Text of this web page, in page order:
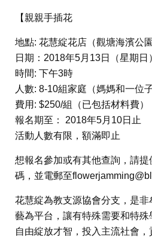
【親親手插花
地點: 花慧綻花店（觀塘海濱公
日期：2018年5月13日（星期日
時間: 下午3時
人數: 8-10組家庭（媽媽和一位
費用: $250/組（已包括材料費）
報名期至： 2018年5月10日止
活動人數有限，額滿即止
想報名參加或有其他查詢，請
碼，並電郵至
花慧綻為教支源協會分支，是
藝為平台，讓有特殊需要和特殊
自由綻放才智，投入主流社會，